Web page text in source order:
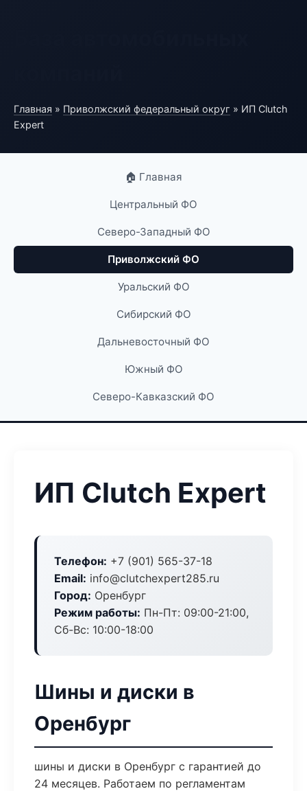
Главная » Приволжский федеральный округ » ИП Clutch
Expert
🏠 Главная
Центральный ФО
Северо-Западный ФО
Приволжский ФО
Уральский ФО
Сибирский ФО
Дальневосточный ФО
Южный ФО
Северо-Кавказский ФО
ИП Clutch Expert
Телефон: +7 (901) 565-37-18
Email: info@clutchexpert285.ru
Город: Оренбург
Режим работы: Пн-Пт: 09:00-21:00,
Сб-Вс: 10:00-18:00
Шины и диски в
Оренбург
шины и диски в Оренбург с гарантией до
24 месяцев. Работаем по регламентам